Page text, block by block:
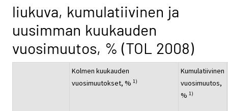
liukuva, kumulatiivinen ja
uusimman kuukauden
vuosimuutos, % (TOL 2008)
Kolmen kuukauden
vuosimuutokset, % 1)
Kumulatiivinen
vuosimuutos,
% 1)